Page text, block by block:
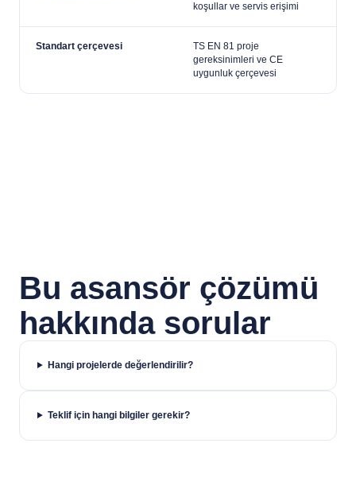
koşullar ve servis erişimi
Standart çerçevesi
TS EN 81 proje
gereksinimleri ve CE
uygunluk çerçevesi
Bu asansör çözümü
hakkında sorular
Hangi projelerde değerlendirilir?
Teklif için hangi bilgiler gerekir?